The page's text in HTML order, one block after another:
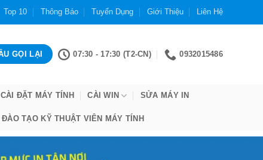
Top 10 Thông Báo Tuyển Dụng Giới Thiệu Liên Hệ
07:30 - 17:30 (T2-CN) 0932015486
CÀI ĐẶT MÁY TÍNH CÀI WIN SỬA MÁY IN
ĐÀO TẠO KỸ THUẬT VIÊN MÁY TÍNH